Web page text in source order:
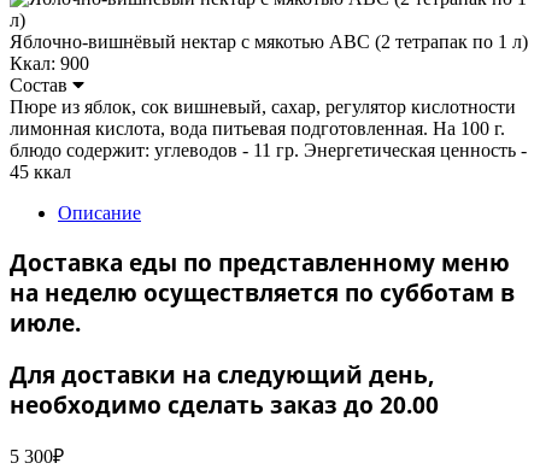
Яблочно-вишнёвый нектар с мякотью ABC (2 тетрапак по 1 л)
Ккал: 900
Состав
Пюре из яблок, сок вишневый, сахар, регулятор кислотности
лимонная кислота, вода питьевая подготовленная. На 100 г.
блюдо содержит: углеводов - 11 гр. Энергетическая ценность -
45 ккал
Описание
Доставка еды по представленному меню
на неделю осуществляется по субботам в
июле.
Для доставки на следующий день,
необходимо сделать заказ до 20.00
5 300₽